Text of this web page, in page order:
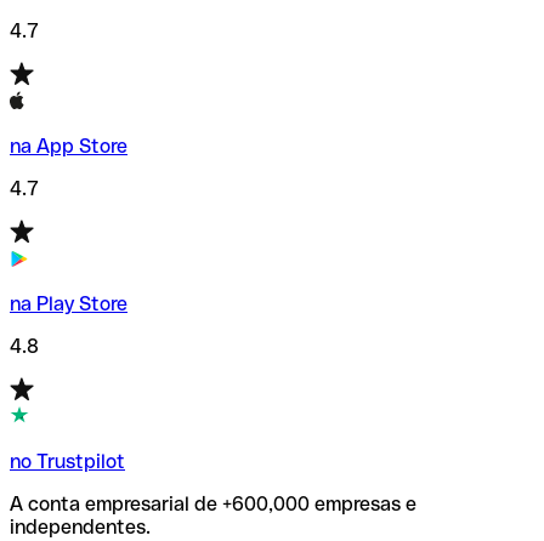
4.7
na App Store
4.7
na Play Store
4.8
no Trustpilot
A conta empresarial de +600,000 empresas e
independentes.